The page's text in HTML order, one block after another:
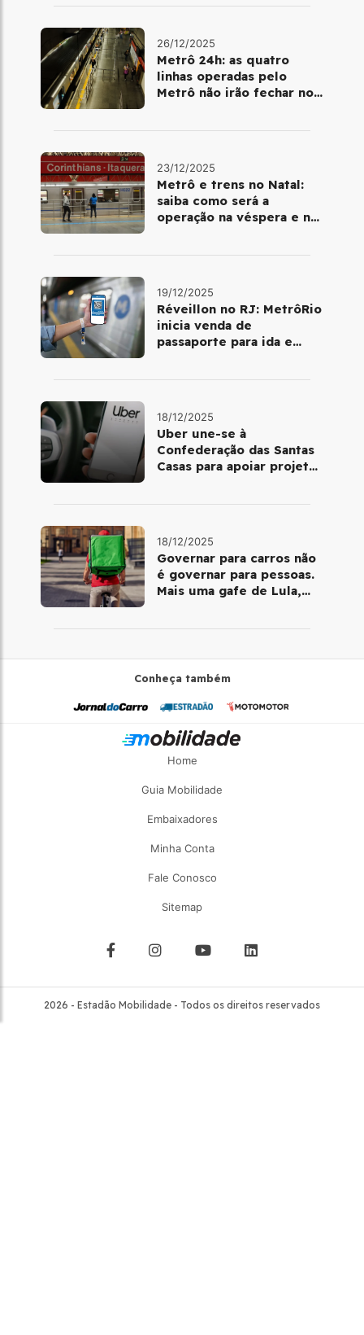
26/12/2025
Metrô 24h: as quatro
linhas operadas pelo
Metrô não irão fechar no
23/12/2025
Metrô e trens no Natal:
saiba como será a
operação na véspera e no
19/12/2025
Réveillon no RJ: MetrôRio
inicia venda de
passaporte para ida e
18/12/2025
Uber une-se à
Confederação das Santas
Casas para apoiar projetos
18/12/2025
Governar para carros não
é governar para pessoas.
Mais uma gafe de Lula,
Conheça também
Home
Guia Mobilidade
Embaixadores
Minha Conta
Fale Conosco
Sitemap
2026 - Estadão Mobilidade - Todos os direitos reservados